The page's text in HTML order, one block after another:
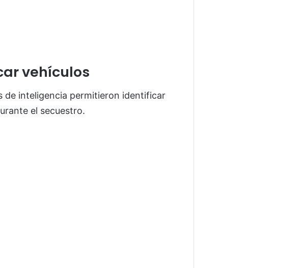
vehículos
de inteligencia permitieron identificar
el secuestro.